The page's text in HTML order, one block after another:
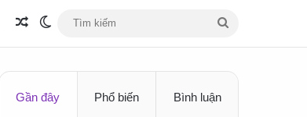
Bài viết ngẫu nhiên
Switch skin
kiếm
Gần đây Phổ biến Bình luận